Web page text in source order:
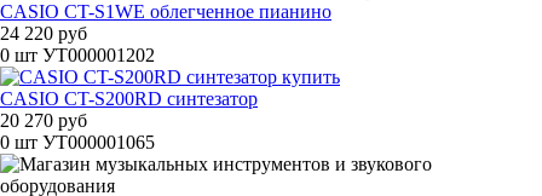
CASIO CT-S1WE облегченное пианино
24 220 руб
0 шт УТ000001202
CASIO CT-S200RD синтезатор
20 270 руб
0 шт УТ000001065